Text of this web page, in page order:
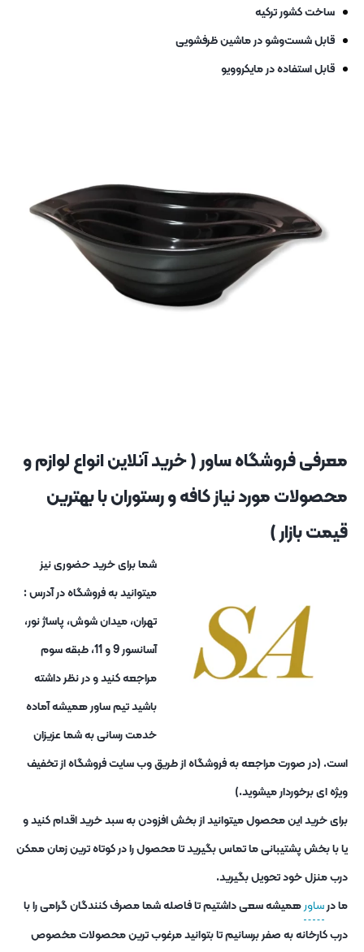
ساخت کشور ترکیه
قابل شست‌وشو در ماشین ظرفشویی
قابل استفاده در مایکروویو
معرفی فروشگاه ساور ( خرید آنلاین انواع لوازم و
محصولات مورد نیاز کافه و رستوران با بهترین
قیمت بازار )
شما برای خرید حضوری نیز
میتوانید به فروشگاه در آدرس :
تهران، میدان شوش، پاساژ نور،
آسانسور 9 و 11، طبقه سوم
مراجعه کنید و در نظر داشته
باشید تیم ساور همیشه آماده
خدمت رسانی به شما عزیزان
است. (در صورت مراجعه به فروشگاه از طریق وب سایت فروشگاه از تخفیف
ویژه ای برخوردار میشوید.)
برای خرید این محصول میتوانید از بخش افزودن به سبد خرید اقدام کنید و
یا با بخش پشتیبانی ما تماس بگیرید تا محصول را در کوتاه ترین زمان ممکن
درب منزل خود تحویل بگیرید.
ما درساورهمیشه سعی داشتیم تا فاصله شما مصرف کنندگان گرامی را با
درب کارخانه به صفر برسانیم تا بتوانید مرغوب ترین محصولات مخصوص